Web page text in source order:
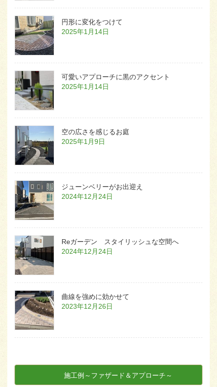
円形に変化をつけて
2025年1月14日
可愛いアプローチに黒のアクセント
2025年1月14日
空の広さを感じるお庭
2025年1月9日
ジューンベリーがお出迎え
2024年12月24日
Reガーデン スタイリッシュな空間へ
2024年12月24日
曲線を強めに効かせて
2023年12月26日
施工例～ファザード＆アプローチ～